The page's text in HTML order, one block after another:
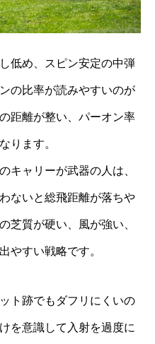
低め、スピン安定の中弾
の比率が読みやすいのが
距離が整い、パーオン率
ります。
キャリーが武器の人は、
ないと総飛距離が落ちや
芝質が硬い、風が強い、
やすい戦略です。
ト跡でもダフリにくいの
を意識して入射を過度に